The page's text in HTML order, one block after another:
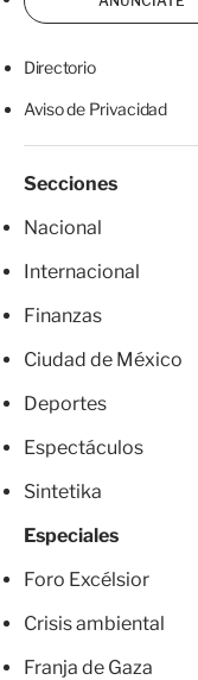
Directorio
Aviso de Privacidad
Secciones
Nacional
Internacional
Finanzas
Ciudad de México
Deportes
Espectáculos
Sintetika
Especiales
Foro Excélsior
Crisis ambiental
Franja de Gaza